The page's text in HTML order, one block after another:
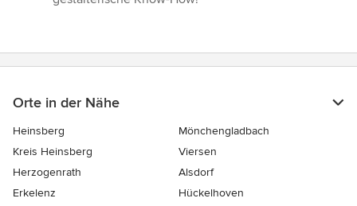
Orte in der Nähe
Heinsberg
Mönchengladbach
Kreis Heinsberg
Viersen
Herzogenrath
Alsdorf
Erkelenz
Hückelhoven